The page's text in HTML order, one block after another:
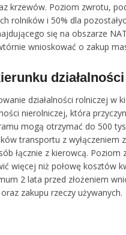
krzewów. Poziom zwrotu,
rolników i 50% dla
się na obszarze
wnioskować o zakup
działalności rolniczej w
nierolniczej, która
mogą otrzymać do 500
transportu z
łącznie z kierowcą.
więcej niż połowę kosztów
2 lata przed złożeniem
zakupu rzeczy używanych.